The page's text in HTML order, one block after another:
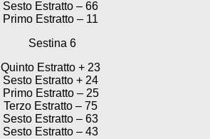
Sesto Estratto – 66
Primo Estratto – 11
Sestina 6
Quinto Estratto + 23
Sesto Estratto + 24
Primo Estratto – 25
Terzo Estratto – 75
Sesto Estratto – 63
Sesto Estratto – 43